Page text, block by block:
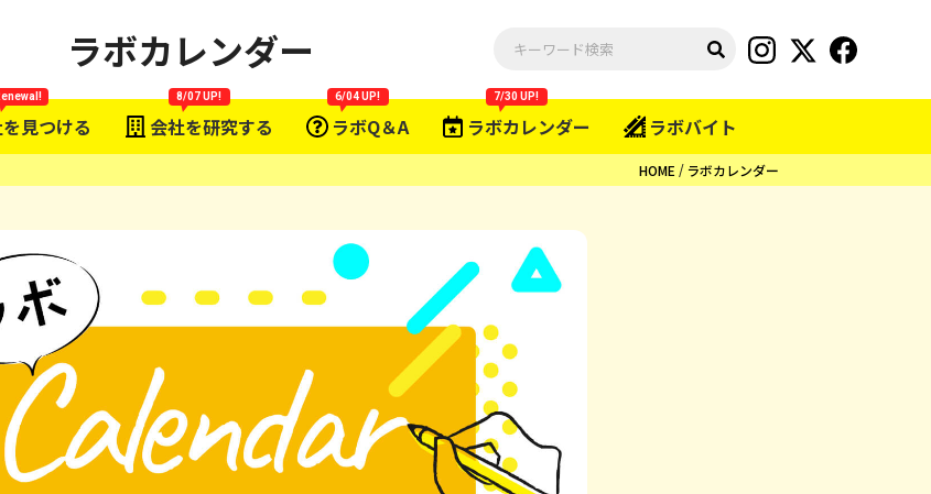
見つける 会社を研究する
8/07 UP!
ラボQ＆A
6/04 UP!
ラボカレンダー
7/30 UP!
ラボバイト
ラボカレンダー
HOME ラボカレンダー